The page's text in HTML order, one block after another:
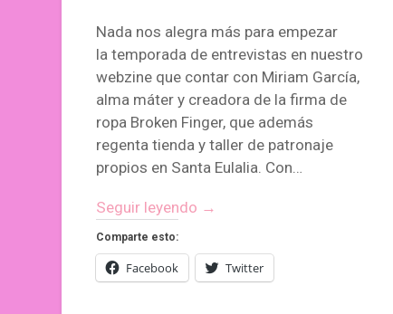
Nada nos alegra más para empezar
la temporada de entrevistas en nuestro
webzine que contar con Miriam García,
alma máter y creadora de la firma de
ropa Broken Finger, que además
regenta tienda y taller de patronaje
propios en Santa Eulalia. Con…
Seguir leyendo →
Comparte esto:
Facebook Twitter